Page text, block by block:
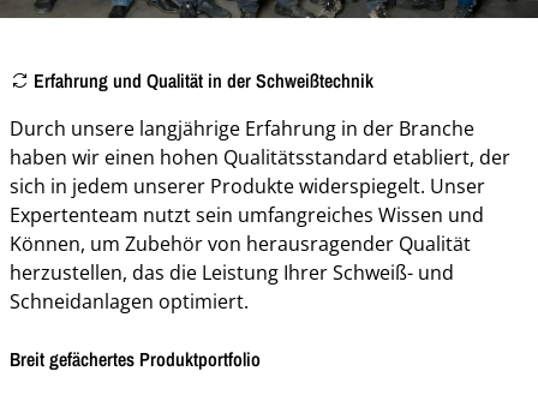
Erfahrung und Qualität in der Schweißtechnik
Durch unsere langjährige Erfahrung in der Branche
haben wir einen hohen Qualitätsstandard etabliert, der
sich in jedem unserer Produkte widerspiegelt. Unser
Expertenteam nutzt sein umfangreiches Wissen und
Können, um Zubehör von herausragender Qualität
herzustellen, das die Leistung Ihrer Schweiß- und
Schneidanlagen optimiert.
Breit gefächertes Produktportfolio